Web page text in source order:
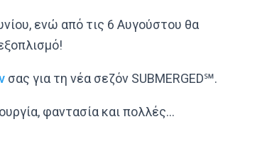
ενώ από τις 6 Αυγούστου θα
σας για τη νέα σεζόν SUBMERGED℠.
φαντασία και πολλές…